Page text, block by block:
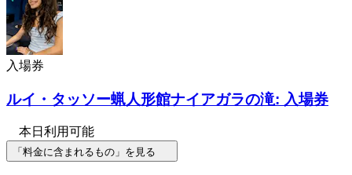
入場券
ルイ・タッソー蝋人形館ナイアガラの滝: 入場券
本日利用可能
「料金に含まれるもの」を見る